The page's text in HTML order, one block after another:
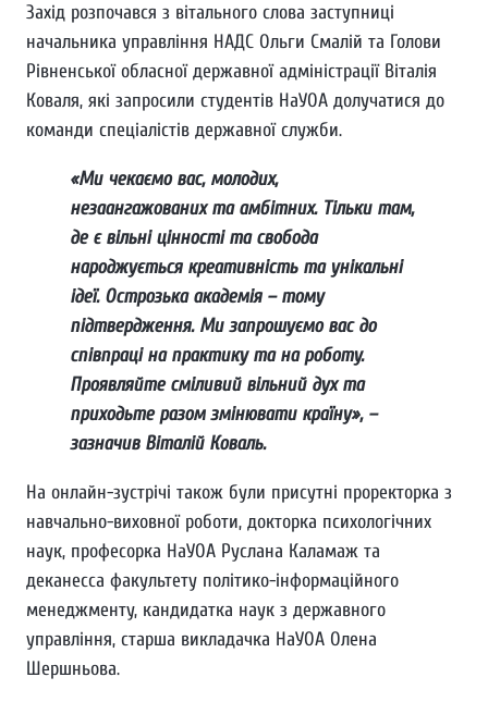
Захід розпочався з вітального слова заступниці
начальника управління НАДС Ольги Смалій та Голови
Рівненської обласної державної адміністрації Віталія
Коваля, які запросили студентів НаУОА долучатися до
команди спеціалістів державної служби.
«Ми чекаємо вас, молодих,
незаангажованих та амбітних. Тільки там,
де є вільні цінності та свобода
народжується креативність та унікальні
ідеї. Острозька академія – тому
підтвердження. Ми запрошуємо вас до
співпраці на практику та на роботу.
Проявляйте сміливий вільний дух та
приходьте разом змінювати країну», –
зазначив Віталій Коваль.
На онлайн-зустрічі також були присутні проректорка з
навчально-виховної роботи, докторка психологічних
наук, професорка НаУОА Руслана Каламаж та
деканесса факультету політико-інформаційного
менеджменту, кандидатка наук з державного
управління, старша викладачка НаУОА Олена
Шершньова.